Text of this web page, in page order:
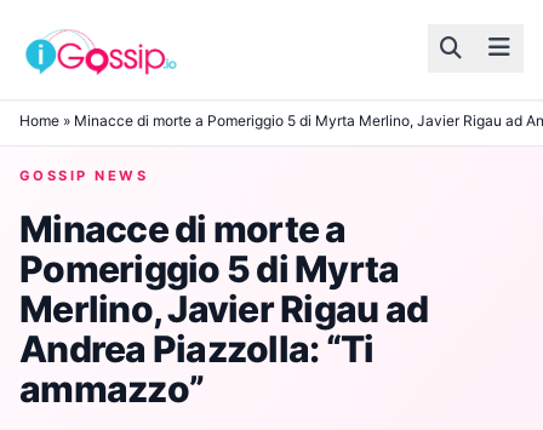
Skip to content
Home » Minacce di morte a Pomeriggio 5 di Myrta Merlino, Javier Rigau ad
GOSSIP NEWS
Minacce di morte a
Pomeriggio 5 di Myrta
Merlino, Javier Rigau ad
Andrea Piazzolla: “Ti
ammazzo”